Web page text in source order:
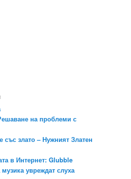
на проблеми с
със злато – Нужният Златен
в Интернет: Glubble
увреждат слуха